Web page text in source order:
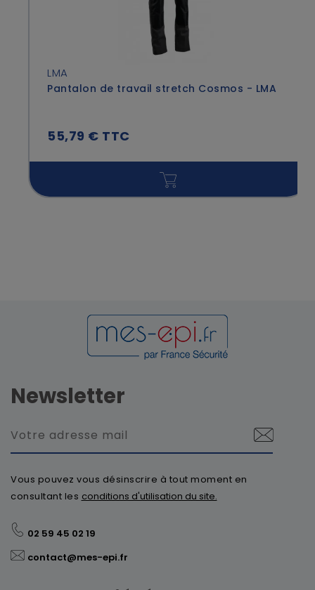
LMA
Pantalon de travail stretch Cosmos - LMA
55,79 € TTC
Newsletter
Vous pouvez vous désinscrire à tout moment en
consultant les conditions d'utilisation du site.
02 59 45 02 19
contact@mes-epi.fr